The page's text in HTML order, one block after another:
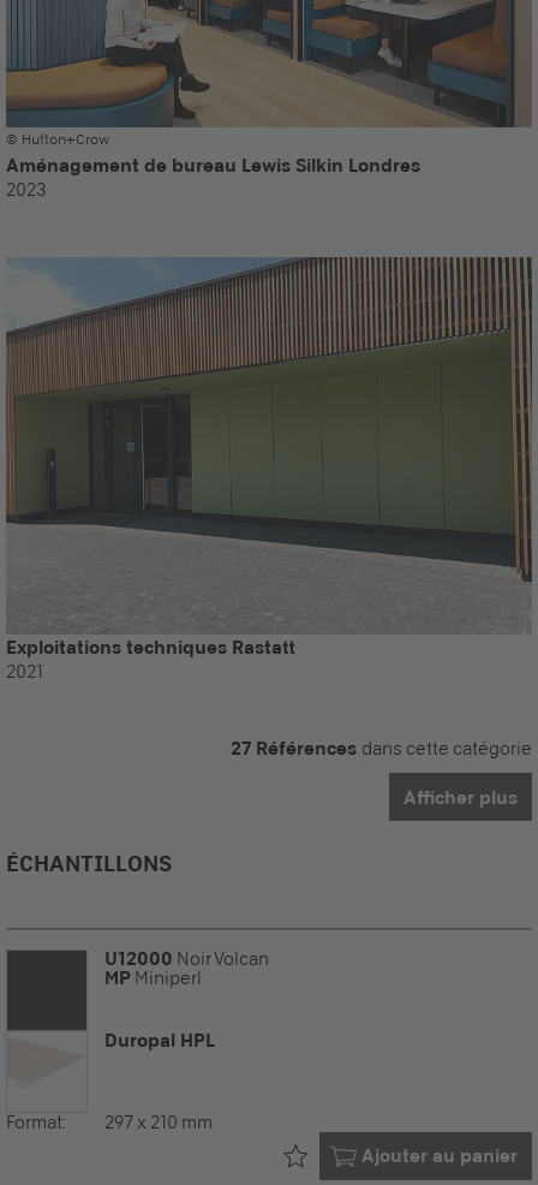
© Hufton+Crow
Aménagement de bureau Lewis Silkin Londres
2023
Exploitations techniques Rastatt
2021
27 Références dans cette catégorie
Afficher plus
ÉCHANTILLONS
U12000 Noir Volcan
MP Miniperl
Duropal HPL
Format: 297 x 210 mm
Ajouter au panier
Déjà dans votre